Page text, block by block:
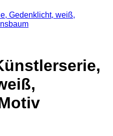
Gedenklicht, weiß,